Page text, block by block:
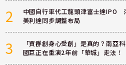
2
中國自行車代工龍頭津富士達IPO
美利達同步調整布局
3
「買群創身心受創」是真的？南亞
國巨正在重演2年前「華城」走法！